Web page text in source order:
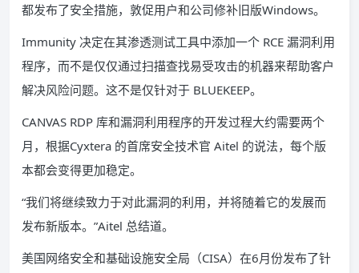
都发布了安全措施，敦促用户和公司修补旧版Windows。
Immunity 决定在其渗透测试工具中添加一个 RCE 漏洞利用
程序，而不是仅仅通过扫描查找易受攻击的机器来帮助客户
解决风险问题。这不是仅针对于 BLUEKEEP。
CANVAS RDP 库和漏洞利用程序的开发过程大约需要两个
月，根据Cyxtera 的首席安全技术官 Aitel 的说法，每个版
本都会变得更加稳定。
“我们将继续致力于对此漏洞的利用，并将随着它的发展而
发布新版本。”Aitel 总结道。
美国网络安全和基础设施安全局（CISA）在6月份发布了针